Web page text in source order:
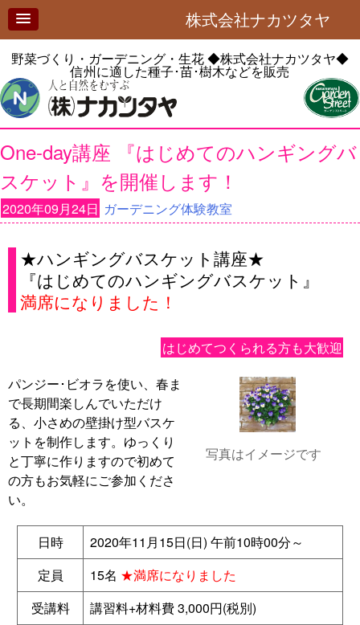
株式会社ナカツタヤ
野菜づくり・ガーデニング・生花◆株式会社ナカツタヤ◆
信州に適した種子･苗･樹木などを販売
One-day講座 『はじめてのハンギングバ
スケット』を開催します！
2020年09月24日 ガーデニング体験教室
★ハンギングバスケット講座★
『はじめてのハンギングバスケット』
満席になりました！
はじめてつくられる方も大歓迎
写真はイメージです
パンジー･ビオラを使い、春ま
で長期間楽しんでいただけ
る、小さめの壁掛け型バスケ
ットを制作します。ゆっくり
と丁寧に作りますので初めて
の方もお気軽にご参加くださ
い。
日時
2020年11月15日(日) 午前10時00分～
定員
15名 ★満席になりました
受講料
講習料+材料費 3,000円(税別)